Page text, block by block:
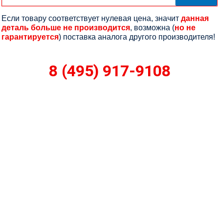
Если товару соответствует нулевая цена, значит данная
деталь больше не производится, возможна (но не
гарантируется) поставка аналога другого производителя!
8 (495) 917-9108